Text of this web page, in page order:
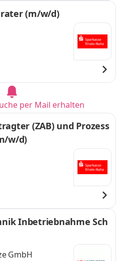
(m/w/d)
per Mail erhalten
(ZAB) und Prozess
w/d)
Inbetriebnahme Sch
GmbH